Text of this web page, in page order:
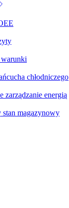
chłodniczego
zarządzanie energią
magazynowy